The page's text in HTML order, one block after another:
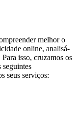
melhor o
online, analisá-
isso, cruzamos os
seguintes
seus serviços: